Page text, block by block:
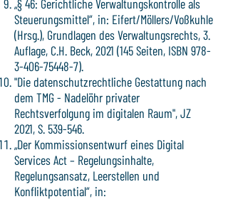
„§ 46: Gerichtliche Verwaltungskontrolle als
Steuerungsmittel“, in: Eifert/Möllers/Voßkuhle
(Hrsg.), Grundlagen des Verwaltungsrechts, 3.
Auflage, C.H. Beck,2021 (145Seiten, ISBN 978-
3-406-75448-7).
"Die datenschutzrechtliche Gestattung nach
dem TMG - Nadelöhr privater
Rechtsverfolgung im digitalen Raum", JZ
2021, S. 539-546.
„Der Kommissionsentwurf eines Digital
Services Act – Regelungsinhalte,
Regelungsansatz, Leerstellen und
Konfliktpotential“, in: